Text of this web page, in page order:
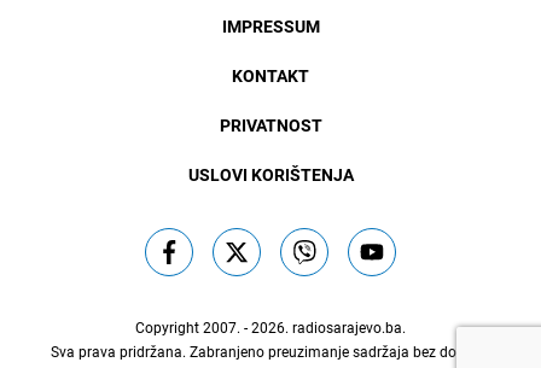
IMPRESSUM
KONTAKT
PRIVATNOST
USLOVI KORIŠTENJA
Copyright 2007. - 2026. radiosarajevo.ba.
Sva prava pridržana. Zabranjeno preuzimanje sadržaja bez dozvole